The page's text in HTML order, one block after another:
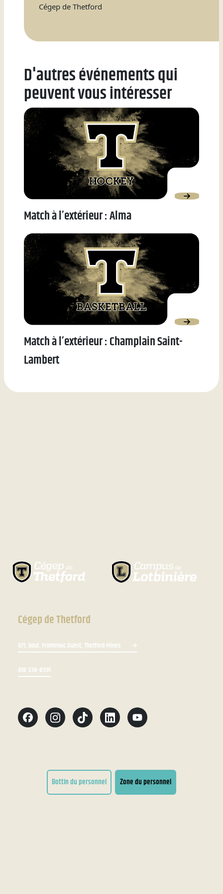
Natation
Badminton
Flag
Football
Cégep de Thetford
D'autres événements qui
peuvent vous intéresser
Match à l’extérieur : Alma
Match à l’extérieur : Champlain Saint-
Lambert
Cégep de Thetford
671, boul. Frontenac Ouest, Thetford Mines
418 338-8591
Bottin du personnel Zone du personnel